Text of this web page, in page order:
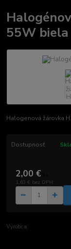
55W biela
Halogenová žárovka
Dostupnosť
2,00 €
1,63 € bez DPH
Výrobca: